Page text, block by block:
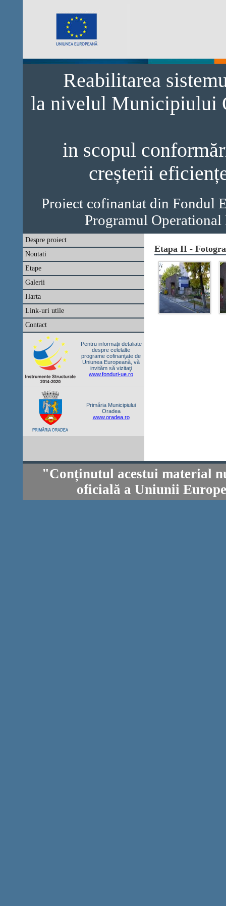
Reabilitarea
la nivelul Municipiului
in scopul
creșterii
Proiect cofinantat din Fondul
Programul
Despre proiect
Noutati
Etape
Galerii
Harta
Link-uri utile
Contact
Pentru informaţii detaliate
despre celelalte
programe cofinanţate de
Uniunea Europeană, vă
invităm să vizitaţi
www.fonduri-ue.ro
Primăria Municipiului
Oradea
www.oradea.ro
Etapa II -
"Conținutul acestui material
oficială a Uniunii